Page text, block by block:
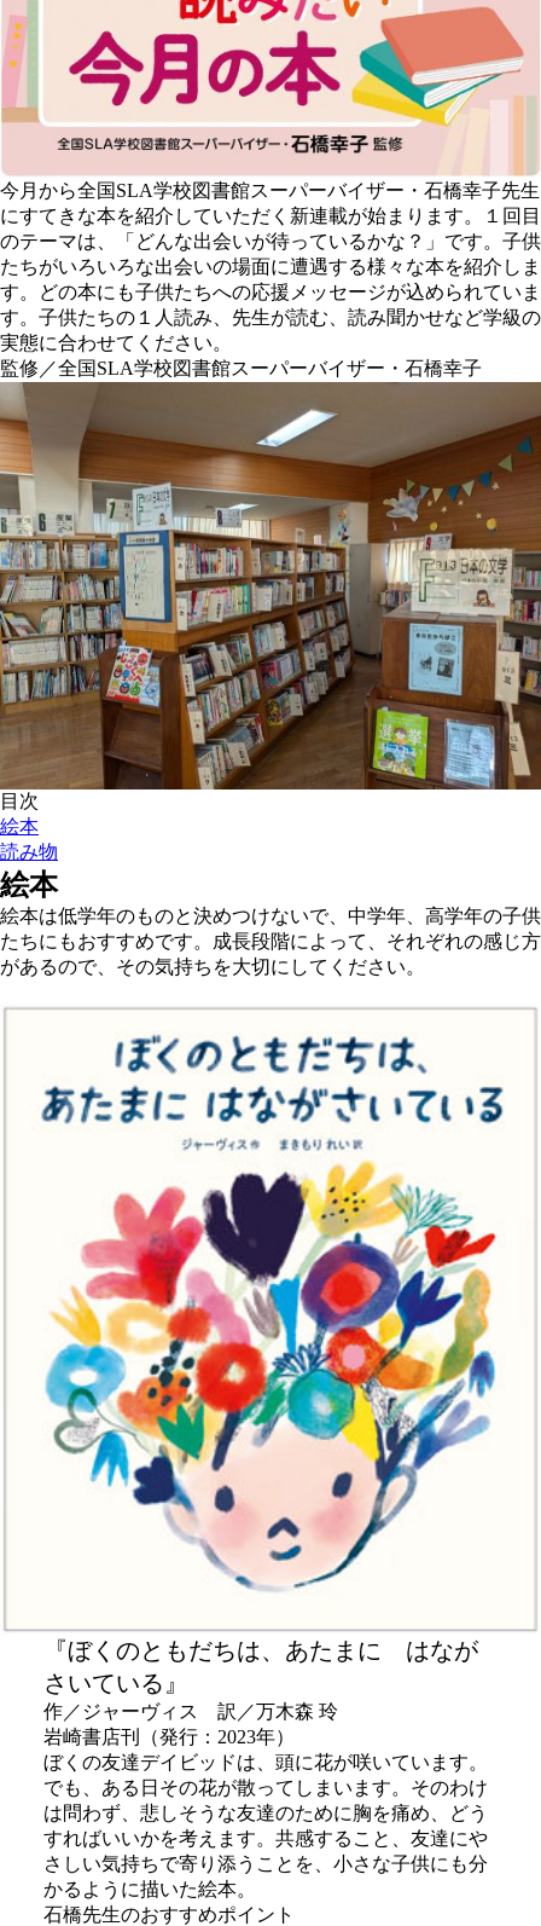
今月から全国SLA学校図書館スーパーバイザー・石橋幸子先生
にすてきな本を紹介していただく新連載が始まります。１回目
のテーマは、「どんな出会いが待っているかな？」です。子供
たちがいろいろな出会いの場面に遭遇する様々な本を紹介しま
す。どの本にも子供たちへの応援メッセージが込められていま
す。子供たちの１人読み、先生が読む、読み聞かせなど学級の
実態に合わせてください。
監修／全国SLA学校図書館スーパーバイザー・石橋幸子
目次
絵本
読み物
絵本
絵本は低学年のものと決めつけないで、中学年、高学年の子供
たちにもおすすめです。成長段階によって、それぞれの感じ方
があるので、その気持ちを大切にしてください。
『ぼくのともだちは、あたまに はなが
さいている』
作／ジャーヴィス 訳／万木森 玲
岩崎書店刊（発行：2023年）
ぼくの友達デイビッドは、頭に花が咲いています。
でも、ある日その花が散ってしまいます。そのわけ
は問わず、悲しそうな友達のために胸を痛め、どう
すればいいかを考えます。共感すること、友達にや
さしい気持ちで寄り添うことを、小さな子供にも分
かるように描いた絵本。
石橋先生のおすすめポイント